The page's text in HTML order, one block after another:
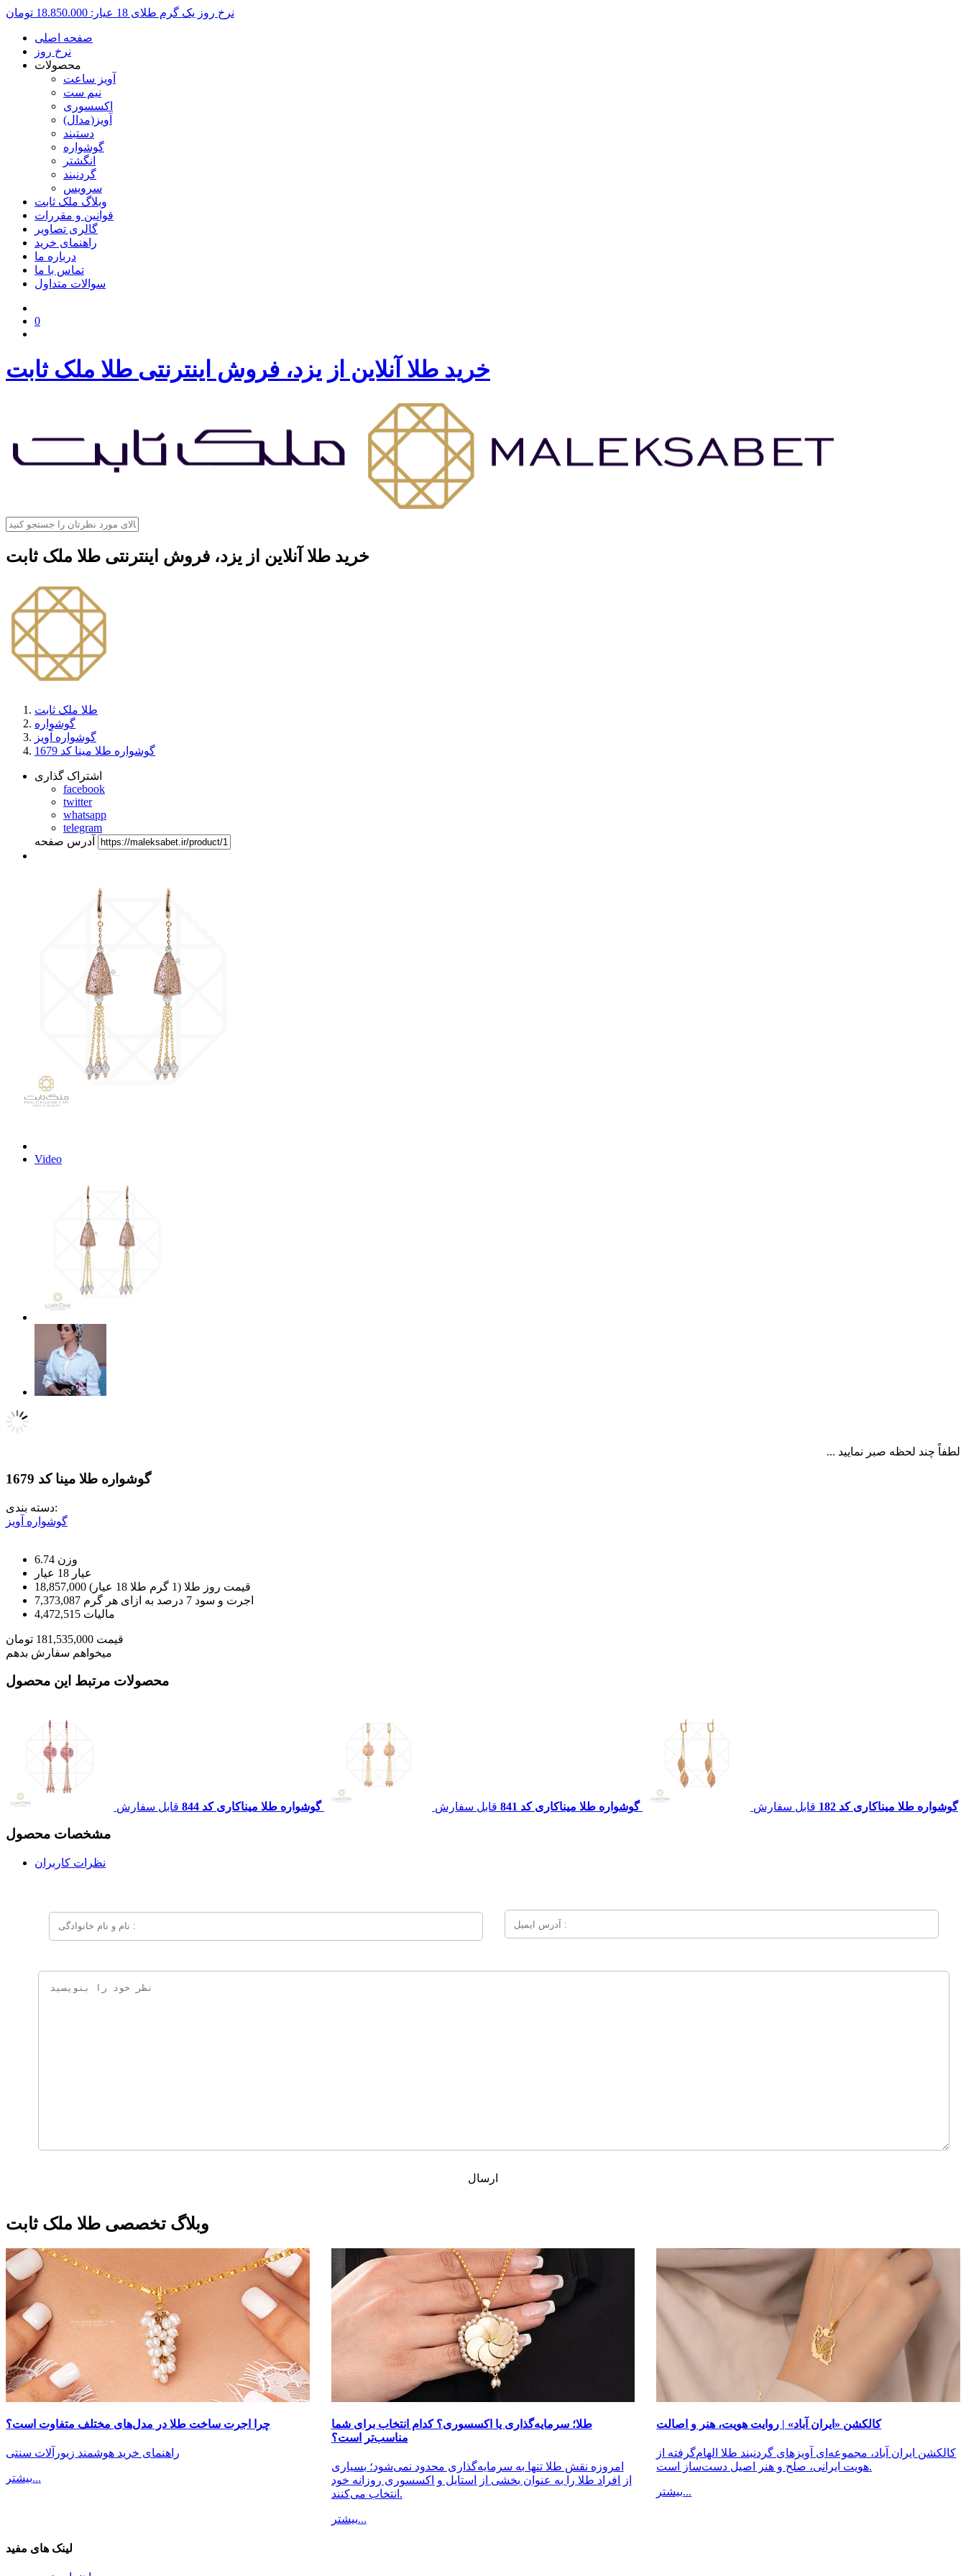
نرخ روز یک گرم طلای 18 عیار: 18.850.000 تومان
صفحه اصلی
نرخ روز
محصولات
آویز ساعت
نیم ست
اکسسوری
آویز(مدال)
دستبند
گوشواره
انگشتر
گردنبند
سرویس
وبلاگ ملک ثابت
قوانین و مقررات
گالری تصاویر
راهنمای خرید
درباره ما
تماس با ما
سوالات متداول
0
خرید طلا آنلاین از یزد، فروش اینترنتی طلا ملک ثابت
خرید طلا آنلاین از یزد، فروش اینترنتی طلا ملک ثابت
طلا ملک ثابت
گوشواره
گوشواره آویز
گوشواره طلا مینا کد 1679
اشتراک گذاری
facebook
twitter
whatsapp
telegram
آدرس صفحه
Video
لطفاً چند لحظه صبر نمایید ...
گوشواره طلا مینا کد 1679
دسته بندی:
گوشواره آویز
وزن 6.74
عيار 18 عیار
قیمت روز طلا (1 گرم طلا 18 عیار)
18,857,000
اجرت و سود 7 درصد به ازای هر گرم
7,373,087
مالیات 4,472,515
قیمت 181,535,000 تومان
میخواهم سفارش بدهم
محصولات مرتبط این محصول
گوشواره طلا میناکاری کد 182 قابل سفارش گوشواره طلا میناکاری کد 841 قابل سفارش گوشواره طلا میناکاری کد 844 قابل سفارش
مشخصات محصول
نظرات کاربران
ارسال
وبلاگ تخصصی طلا ملک ثابت
چرا اجرت ساخت طلا در مدل‌های مختلف متفاوت است؟
راهنمای خرید هوشمند زیورآلات سنتی
بیشتر...
طلا؛ سرمایه‌گذاری یا اکسسوری؟ کدام انتخاب برای شما
مناسب‌تر است؟
امروزه نقش طلا تنها به سرمایه‌گذاری محدود نمی‌شود؛ بسیاری
از افراد طلا را به عنوان بخشی از استایل و اکسسوری روزانه خود
انتخاب می‌کنند.
بیشتر...
کالکشن «ایران آباد» | روایت هویت، هنر و اصالت
کالکشن ایران آباد، مجموعه‌ای آویزهای گردنبند طلا الهام‌گرفته از
هویت ایرانی، صلح و هنر اصیل دست‌ساز است.
بیشتر...
لینک های مفید